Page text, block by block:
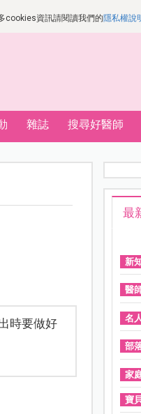
cookies資訊請閱讀我們的隱私權說
雜誌 搜尋好醫師
時要做好
最
新
醫
名
部
家
寶